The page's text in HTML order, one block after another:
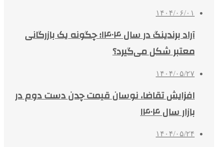
۱۴۰۴/۰۶/۰۱
آراد برندینگ در سال ۱۴۰۴؛ چگونه یک بازرگانی
معتبر شکل می‌گیرد؟
۱۴۰۴/۰۵/۲۷
افزایش تقاضا، نوسان قیمت چدن دست دوم در
بازار سال ۱۴۰۴
۱۴۰۴/۰۵/۲۴